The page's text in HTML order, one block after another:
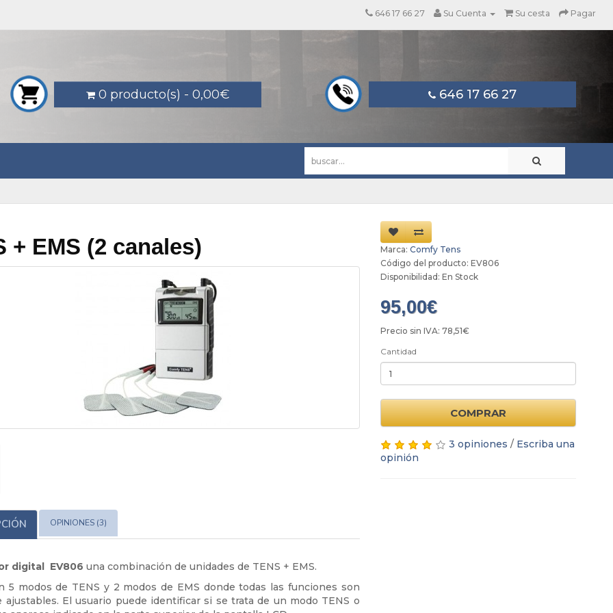
646 17 66 27 Su Cuenta Su cesta Pagar
0 producto(s) - 0,00€ 646 17 66 27
+ EMS (2 canales)
OPINIONES (3)
digital EV806una combinación de unidades de TENS + EMS.
5 modos de TENS y 2 modos de EMS donde todas las funciones son
ajustables. El usuario puede identificar si se trata de un modo TENS o
Marca: Comfy Tens
Código del producto: EV806
Disponibilidad: En Stock
95,00€
Precio sin IVA: 78,51€
Cantidad
COMPRAR
3 opiniones / Escriba una
opinión